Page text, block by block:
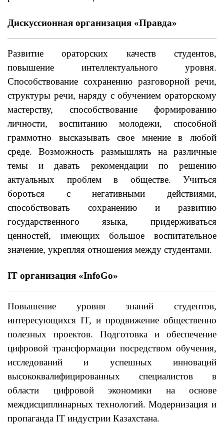
Дискуссионная организация «Правда»
Развитие ораторских качеств студентов,
повышение интеллектуального уровня.
Способствование сохранению разговорной речи,
структуры речи, наряду с обучением ораторскому
мастерству, способствование формированию
личности, воспитанию молодежи, способной
граммотно высказывать свое мнение в любой
среде. Возможность размышлять на различные
темы и давать рекомендации по решению
актуальных проблем в обществе. Учиться
бороться с негативными действиями,
способствовать сохранению и развитию
государственного языка, придерживаться
ценностей, имеющих большое воспитательное
значение, укрепляя отношения между студентами.
IT организация «InfoGo»
Повышение уровня знаний студентов,
интересующихся IT, и продвижение общественно
полезных проектов. Подготовка и обеспечение
цифровой трансформации посредством обучения,
исследований и успешных инноваций
высококвалифицированных специалистов в
области цифровой экономики на основе
междисциплинарных технологий. Модернизация и
пропаганда IT индустрии Казахстана.